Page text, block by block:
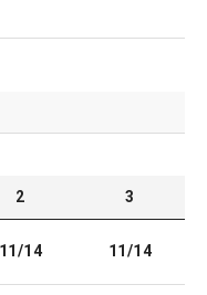
2 3
11/14 11/14